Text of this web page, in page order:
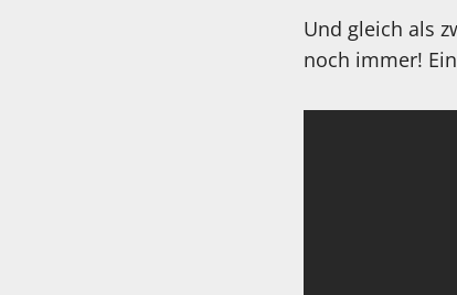
Und gleich als
noch immer!